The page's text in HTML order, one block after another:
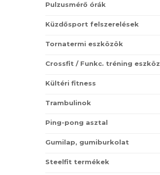
Pulzusmérő órák
Küzdősport felszerelések
Tornatermi eszközök
Crossfit / Funkc. tréning eszköz
Kültéri fitness
Trambulinok
Ping-pong asztal
Gumilap, gumiburkolat
Steelfit termékek